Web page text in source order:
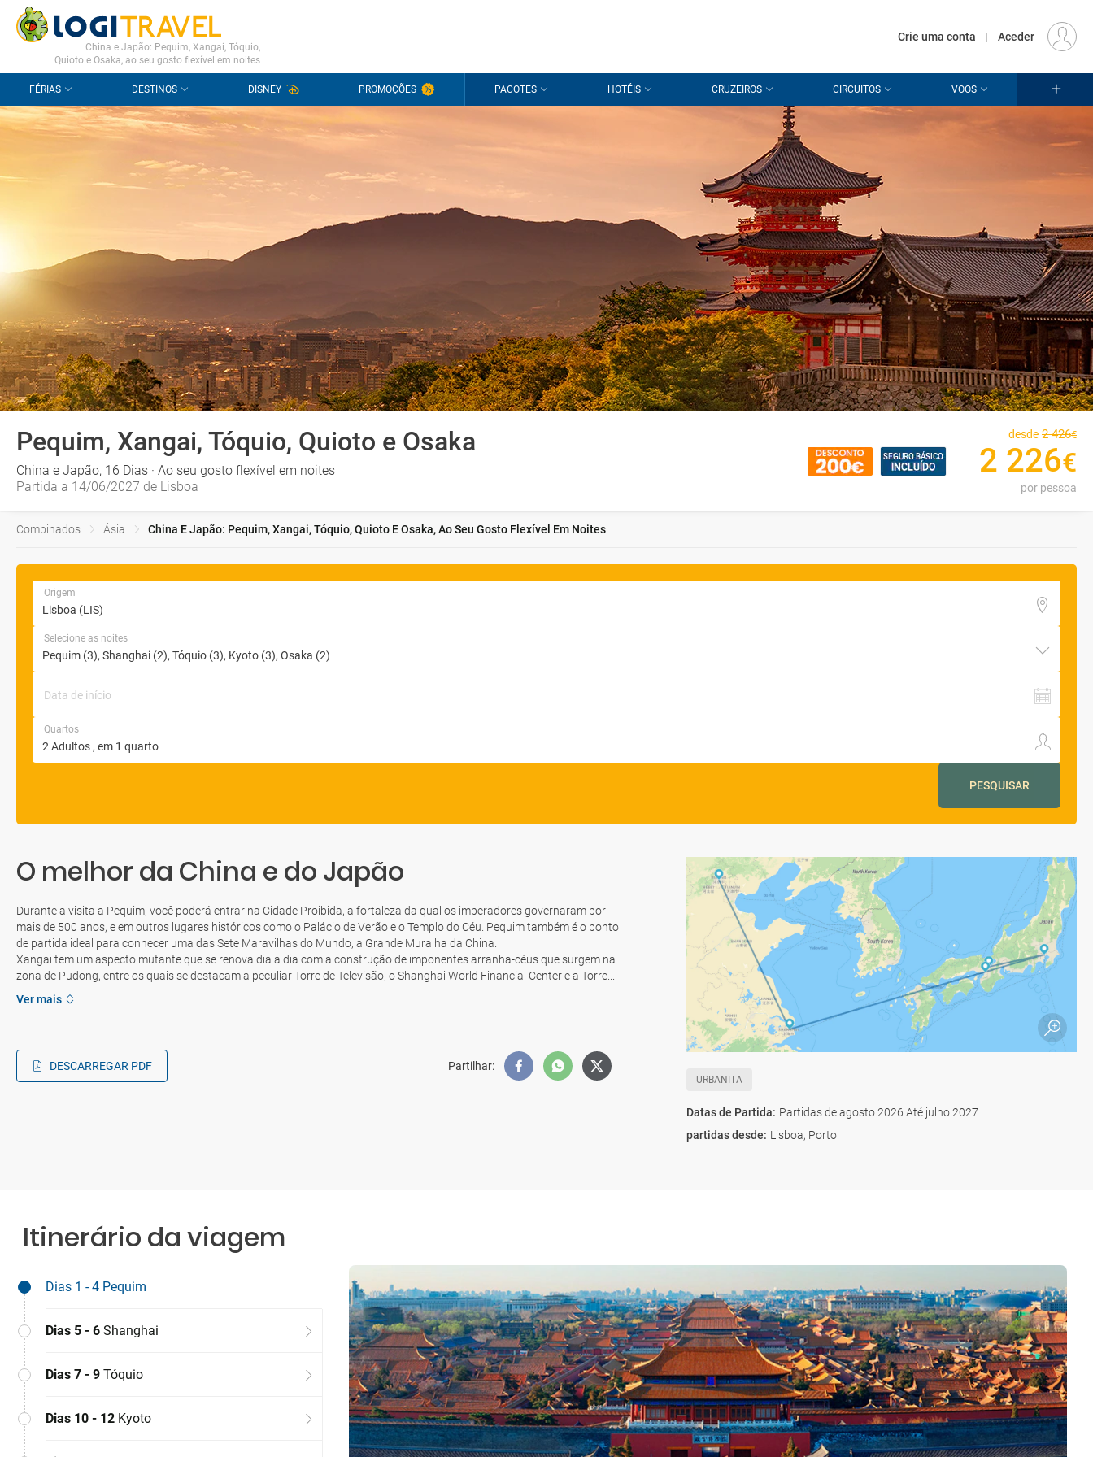
CONTACTO PERGUNTAS FREQUENTES
China e Japão: Pequim, Xangai, Tóquio,
Quioto e Osaka, ao seu gosto flexível em noites
Crie uma conta | Aceder
FÉRIAS DESTINOS DISNEY PROMOÇÕES PACOTES HOTÉIS CRUZEIROS CIRCUITOS VOOS
Pequim, Xangai, Tóquio, Quioto e Osaka
China e Japão, 16 Dias · Ao seu gosto flexível em noites
Partida a 14/06/2027 de Lisboa
desde 2 426€
2 226€
por pessoa
Combinados Ásia China E Japão: Pequim, Xangai, Tóquio, Quioto E Osaka, Ao Seu Gosto Flexível Em Noites
Origem
Selecione as noites
Data de início
Quartos
PESQUISAR
O melhor da China e do Japão
Durante a visita a Pequim, você poderá entrar na Cidade Proibida, a fortaleza da qual os imperadores governaram por
mais de 500 anos, e em outros lugares históricos como o Palácio de Verão e o Templo do Céu. Pequim também é o ponto
de partida ideal para conhecer uma das Sete Maravilhas do Mundo, a Grande Muralha da China.
Xangai tem um aspecto mutante que se renova dia a dia com a construção de imponentes arranha-céus que surgem na
zona de Pudong, entre os quais se destacam a peculiar Torre de Televisão, o Shanghai World Financial Center e a Torre...
Ver mais
DESCARREGAR PDF Partilhar:
URBANITA
Datas de Partida: Partidas de agosto 2026 Até julho 2027
partidas desde: Lisboa, Porto
Itinerário da viagem
Dias 1 - 4 Pequim
Dias 5 - 6 Shanghai
Dias 7 - 9 Tóquio
Dias 10 - 12 Kyoto